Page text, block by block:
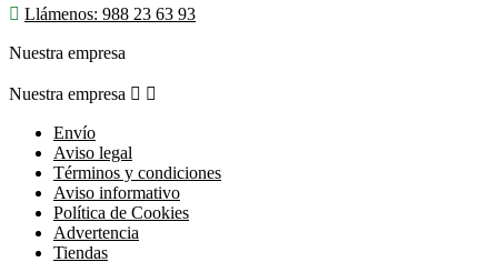
 Llámenos: 988 23 63 93
Nuestra empresa
Nuestra empresa  
Envío
Aviso legal
Términos y condiciones
Aviso informativo
Política de Cookies
Advertencia
Tiendas